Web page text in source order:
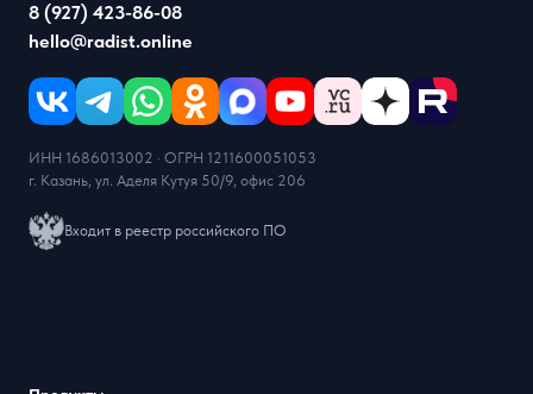
8 (927) 423-86-08
hello@radist.online
ИНН 1686013002 · ОГРН 1211600051053
г. Казань, ул. Аделя Кутуя 50/9, офис 206
Входит в реестр российского ПО